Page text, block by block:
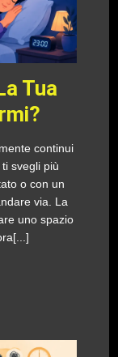
Tua
continui
svegli più
o con un
via. La
uno spazio